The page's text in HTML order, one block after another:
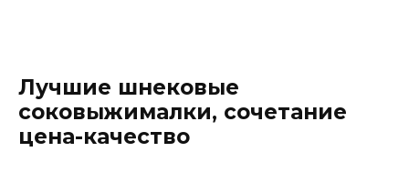
Лучшие шнековые
соковыжималки, сочетание
цена-качество